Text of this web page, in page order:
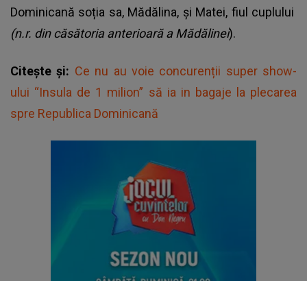
Dominicană soția sa, Mădălina, și Matei, fiul cuplului
(n.r. din căsătoria anterioară a Mădălinei).
Citește și: Ce nu au voie concurenții super show-
ului “Insula de 1 milion” să ia in bagaje la plecarea
spre Republica Dominicană